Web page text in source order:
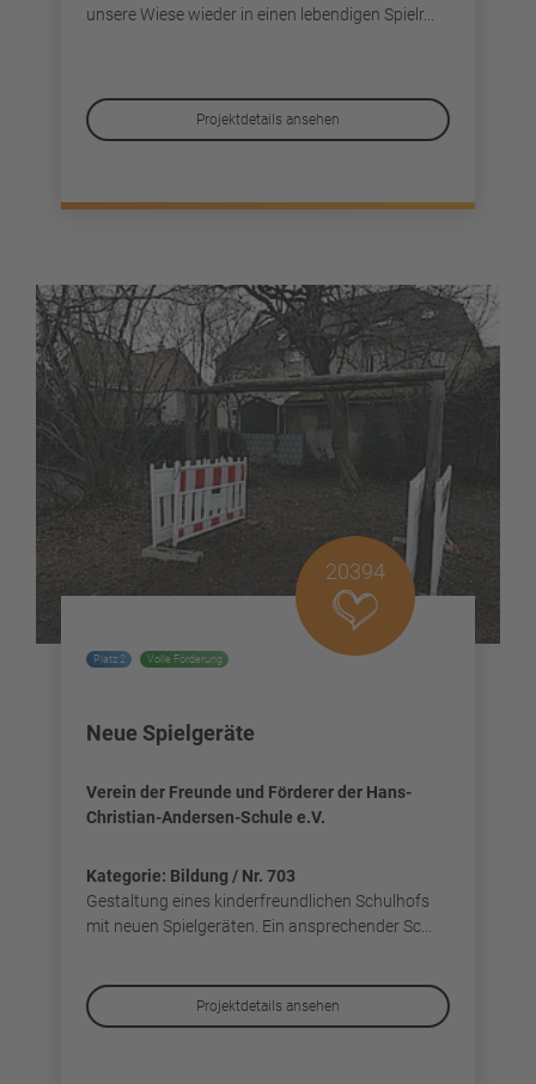
unsere Wiese wieder in einen lebendigen Spielr...
Projektdetails ansehen
20394
Platz 2 Volle Förderung
Neue Spielgeräte
Verein der Freunde und Förderer der Hans-
Christian-Andersen-Schule e.V.
Kategorie: Bildung / Nr. 703
Gestaltung eines kinderfreundlichen Schulhofs
mit neuen Spielgeräten. Ein ansprechender Sc...
Projektdetails ansehen